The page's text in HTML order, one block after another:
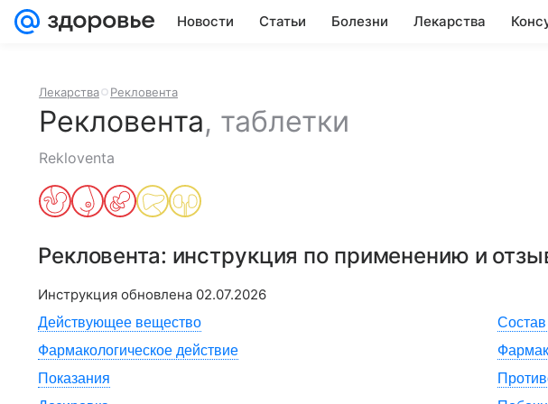
Новости Статьи Болезни Лекарства
Лекарства Рекловента
Рекловента, таблетки
Rekloventa
Рекловента: инструкция по применению и
Инструкция обновлена 02.07.2026
Действующее вещество
Фармакологическое действие
Показания